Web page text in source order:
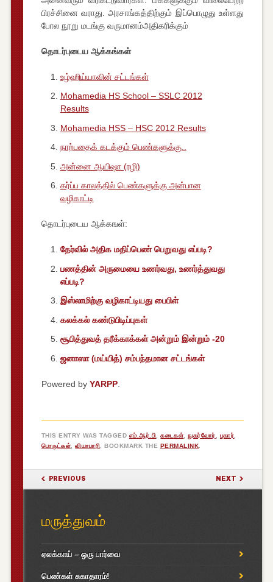
பிரச்சினை வராது. அரசாங்கத்திற்கும் இப்பொழுது உள்ளது
போல நூறு மடங்கு வருமானம்அதிகரிக்கும்
தொடர்புடைய ஆக்கங்கள்
உழ்ஹிய்யாவின் சட்டங்கள்
Mohamedia HS School – SSLC 2012
Results
Mohamedia HSS – HSC 2012 Results
நாற்பதைக் கடக்கும் பெண்களுக்கு..
அன்னை ஆயிஷா (ரழி)
கர்ப்ப காலத்தில் பெண்களுக்கு அன்பான
வழிகாட்டி
தொடர்புடைய ஆக்கஙள்:
தேர்வில் அதிக மதிப்பெண் பெறுவது எப்படி?
பணத்தின் அருமையை உணர்வது, உணர்த்துவது
எப்படி?
இஸ்லாமிற்கு வழிகாட்டியது பைபிள்
கலக்கல் கண்டுபிடிப்புகள்
சூபித்துவத் தரீக்காக்கள் அன்றும் இன்றும் -20
ஜனாஸா (மய்யித்) சம்பந்தமான சட்டங்கள்
Powered by YARPP.
THIS ENTRY WAS TAGGED எம்.ஆர்.பி ,கடைகள் ,நுகர்வோர் புகார்
பொருட்கள் ,வியாபாரி . BOOKMARK THE PERMALINK
POST NAVIGATION
PREVIOUS NEXT
மருத்துவம்
ஏலக்காய் – ஒரு பார்வை
பெண்கள் சுகாதாரம்!